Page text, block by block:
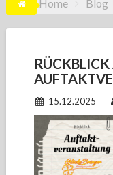
Home Blog
RÜCKBLICK
15.12.2025